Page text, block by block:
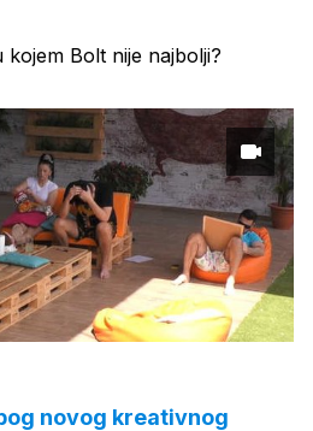
Bolt nije najbolji?
novog kreativnog